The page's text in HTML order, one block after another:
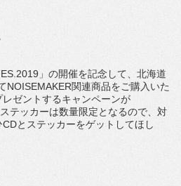
」の開催を記念して、北海道
NOISEMAKER関連商品をご購入いた
ゼントするキャンペーンが
テッカーは数量限定となるので、対
とステッカーをゲットしてほし
FES 2019